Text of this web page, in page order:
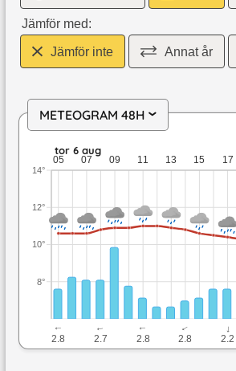
Jämför med:
Jämför inte Annat år
METEOGRAM 48H›
tor 6 aug: 11 till 10,3 grader: 14,7
tor 6 aug
05 07 09 11 13 15 17
8°
10°
12°
14°
↓
2.8
↓
2.7
↓
2.8
↓
2.8
↓
2.2